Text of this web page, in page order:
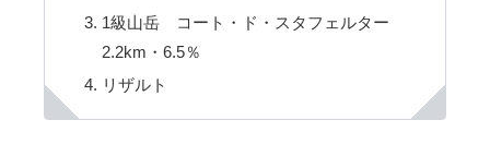
1級山岳 コート・ド・スタフェルター
2.2km・6.5％
リザルト